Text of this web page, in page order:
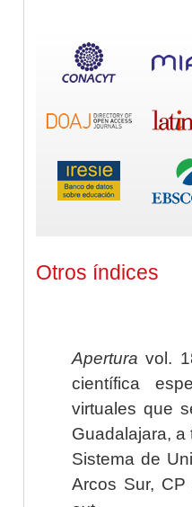
Otros índices
Apertura vol.
científica
virtuales que
Guadalajara,
Sistema de
Arcos Sur, CP